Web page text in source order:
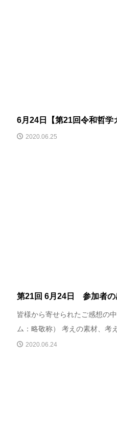
6月24日【第21回令和哲学
2020.06.25
第21回 6月24日 参加者の
皆様から寄せられたご感想の
ム：略敬称） 考えの素材、考
2020.06.24